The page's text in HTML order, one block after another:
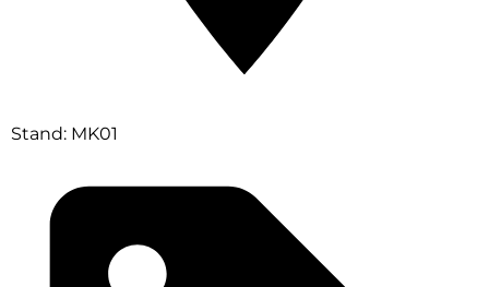
Stand: MK01